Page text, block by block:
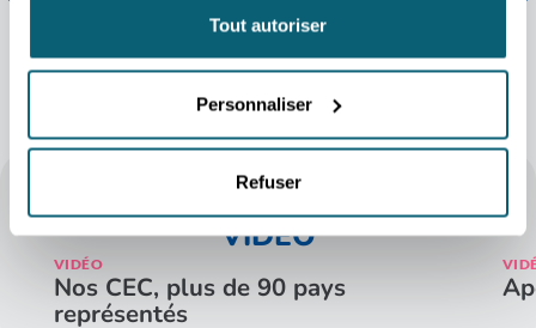
Tout autoriser
Personnaliser
Refuser
LES BUSINESS DAYS EN
VIDÉO
VIDÉO
Nos CEC, plus de 90 pays
représentés